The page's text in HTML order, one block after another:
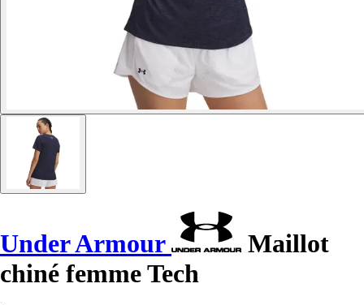
Under Armour
Maillot
chiné femme Tech